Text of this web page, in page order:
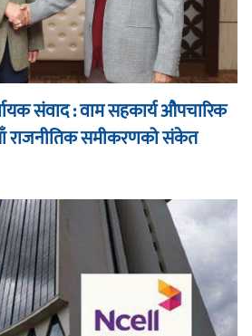
संवाद : वाम सहकार्य औपचारिक
राजनीतिक समीकरणको संकेत